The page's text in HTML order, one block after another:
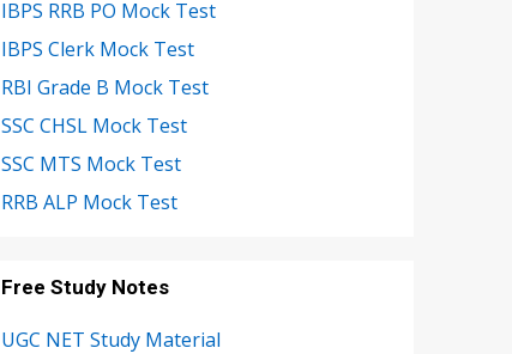
IBPS RRB PO Mock Test
IBPS Clerk Mock Test
RBI Grade B Mock Test
SSC CHSL Mock Test
SSC MTS Mock Test
RRB ALP Mock Test
Free Study Notes
UGC NET Study Material